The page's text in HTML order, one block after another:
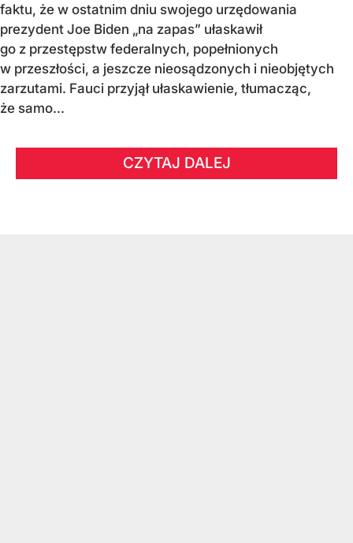
faktu, że w ostatnim dniu swojego urzędowania
prezydent Joe Biden „na zapas” ułaskawił
go z przestępstw federalnych, popełnionych
w przeszłości, a jeszcze nieosądzonych i nieobjętych
zarzutami. Fauci przyjął ułaskawienie, tłumacząc,
że samo...
CZYTAJ DALEJ